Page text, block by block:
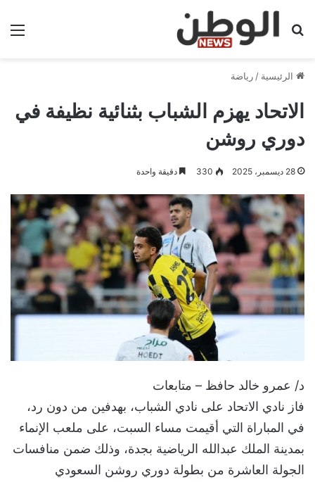
بحث عن
الرئيسية / رياضة
الاتحاد يهزم الشباب بثنائية نظيفة في
دوري روشن
28 ديسمبر، 2025 330 دقيقة واحدة
د/ عمرو خالد حافظ – متابعات
فاز نادي الاتحاد على نادي الشباب، بهدفين من دون رد،
في المباراة التي أقيمت مساء السبت، على ملعب الإنماء
بمدينة الملك عبدالله الرياضية بجدة، وذلك ضمن منافسات
الجولة العاشرة من بطولة دوري روشن السعودي